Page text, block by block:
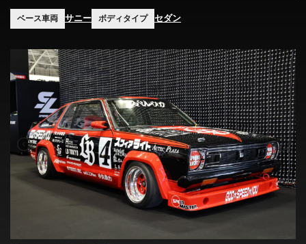
ベース車両 サニー ボディタイプ セダン